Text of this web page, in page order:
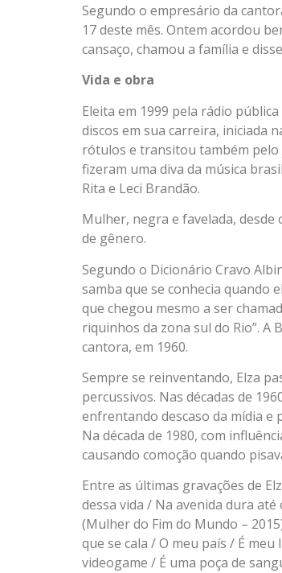
Segundo o empresário da
17 deste mês. Ontem acordou
cansaço, chamou a família e
Vida e obra
Eleita em 1999 pela rádio
discos em sua carreira, iniciada
rótulos e transitou também pelo
fizeram uma diva da música
Rita e Leci Brandão.
Mulher, negra e favelada, desde
de gênero.
Segundo o Dicionário Cravo
samba que se conhecia quando
que chegou mesmo a ser
riquinhos da zona sul do Rio”.
cantora, em 1960.
Sempre se reinventando, Elza
percussivos. Nas décadas de
enfrentando descaso da mídia e
Na década de 1980, com
causando comoção quando
Entre as últimas gravações de
dessa vida / Na avenida dura
(Mulher do Fim do Mundo –
que se cala / O meu país / É
videogame / É uma poça de